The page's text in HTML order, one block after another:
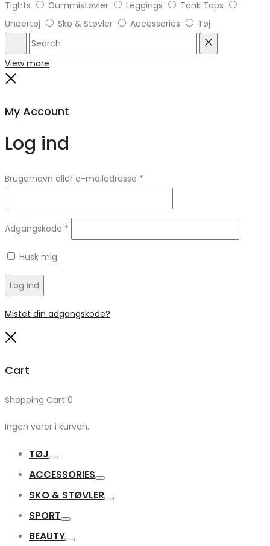
Tights
Gummistøvler Leggings
Tank Tops
Undertøj
Sko & Støvler Accessories Tøj
Search
View more
My Account
Log ind
Brugernavn eller e-mailadresse *
Adgangskode *
Husk mig
Log ind
Mistet din adgangskode?
Cart
Shopping Cart 0
Ingen varer i kurven.
TØJ
ACCESSORIES
SKO & STØVLER
SPORT
BEAUTY